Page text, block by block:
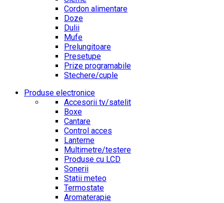
Cordon alimentare
Doze
Dulii
Mufe
Prelungitoare
Presetupe
Prize programabile
Stechere/cuple
Produse electronice
Accesorii tv/satelit
Boxe
Cantare
Control acces
Lanterne
Multimetre/testere
Produse cu LCD
Sonerii
Statii meteo
Termostate
Aromaterapie